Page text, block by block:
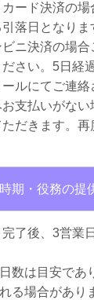
ード決済の
落日となりま
ニ決済の場
さい。5日経
ルにてご連
お支払いがな
ただきます。
期・役務の提
了後、3営業
数は目安であ
る場合があり